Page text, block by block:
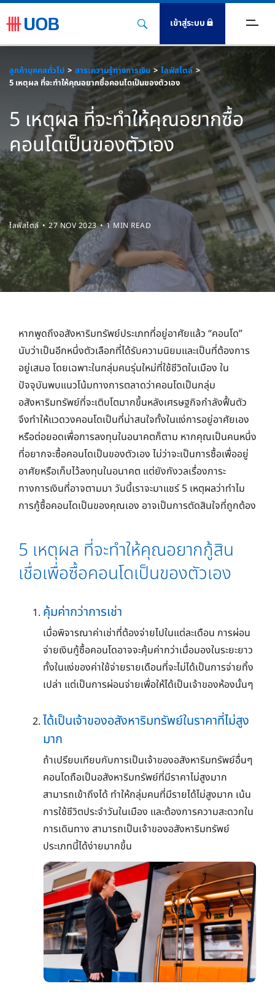
เข้าสู่ระบบ
ชื่อ
กัน
าร
น
Banking
ลูกค้าบุคคลทั่วไป สาระความรู้ทางการเงิน
ไลฟ์สไตล์
5 เหตุผล ที่จะทำให้คุณอยากซื้อคอนโดเป็นของตัวเอง
5 เหตุผล ที่จะทำให้คุณอยากซื้อ
คอนโดเป็นของตัวเอง
ไลฟ์สไตล์ 27 NOV 2023 1 MIN READ
หากพูดถึงอสังหาริมทรัพย์ประเภทที่อยู่อาศัยแล้ว “คอนโด”
นับว่าเป็นอีกหนึ่งตัวเลือกที่ได้รับความนิยมและเป็นที่ต้องการ
อยู่เสมอ โดยเฉพาะในกลุ่มคนรุ่นใหม่ที่ใช้ชีวิตในเมือง ใน
ปัจจุบันพบแนวโน้มทางการตลาดว่าคอนโดเป็นกลุ่ม
อสังหาริมทรัพย์ที่จะเติบโตมากขึ้นหลังเศรษฐกิจกำลังฟื้นตัว
จึงทำให้แวดวงคอนโดเป็นที่น่าสนใจทั้งในแง่การอยู่อาศัยเอง
หรือต่อยอดเพื่อการลงทุนในอนาคตก็ตาม หากคุณเป็นคนหนึ่ง
ที่อยากจะซื้อคอนโดเป็นของตัวเอง ไม่ว่าจะเป็นการซื้อเพื่ออยู่
อาศัยหรือเก็บไว้ลงทุนในอนาคต แต่ยังกังวลเรื่องภาระ
ทางการเงินที่อาจตามมา วันนี้เราจะมาแชร์ 5 เหตุผลว่าทำไม
การกู้ซื้อคอนโดเป็นของคุณเอง อาจเป็นการตัดสินใจที่ถูกต้อง
5 เหตุผล ที่จะทำให้คุณอยากกู้สิน
เชื่อเพื่อซื้อคอนโดเป็นของตัวเอง
คุ้มค่ากว่าการเช่า
เมื่อพิจารณาค่าเช่าที่ต้องจ่ายไปในแต่ละเดือน การผ่อน
จ่ายเงินกู้ซื้อคอนโดอาจจะคุ้มค่ากว่าเมื่อมองในระยะยาว
ทั้งในแง่ของค่าใช้จ่ายรายเดือนที่จะไม่ได้เป็นการจ่ายทิ้ง
เปล่า แต่เป็นการผ่อนจ่ายเพื่อให้ได้เป็นเจ้าของห้องนั้นๆ
ได้เป็นเจ้าของอสังหาริมทรัพย์ในราคาที่ไม่สูง
มาก
ถ้าเปรียบเทียบกับการเป็นเจ้าของอสังหาริมทรัพย์อื่นๆ
คอนโดถือเป็นอสังหาริมทรัพย์ที่มีราคาไม่สูงมาก
สามารถเข้าถึงได้ ทำให้กลุ่มคนที่มีรายได้ไม่สูงมาก เน้น
การใช้ชีวิตประจำวันในเมือง และต้องการความสะดวกใน
การเดินทาง สามารถเป็นเจ้าของอสังหาริมทรัพย์
ประเภทนี้ได้ง่ายมากขึ้น